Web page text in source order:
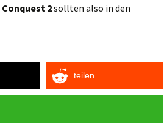
Conquest 2sollten also in den
teilen